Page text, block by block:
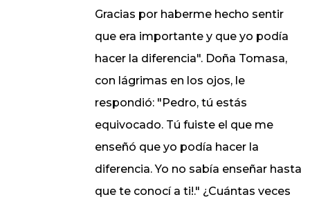
Gracias por haberme hecho sentir
que era importante y que yo podía
hacer la diferencia". Doña Tomasa,
con lágrimas en los ojos, le
respondió: "Pedro, tú estás
equivocado. Tú fuiste el que me
enseñó que yo podía hacer la
diferencia. Yo no sabía enseñar hasta
que te conocí a ti!." ¿Cuántas veces